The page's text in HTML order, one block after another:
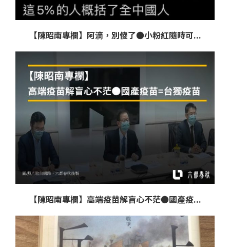
【陳昭南專欄】阿滴，別傻了●小粉紅隨時可...
【陳昭南專欄】高端疫苗解盲心不茫●國產疫...